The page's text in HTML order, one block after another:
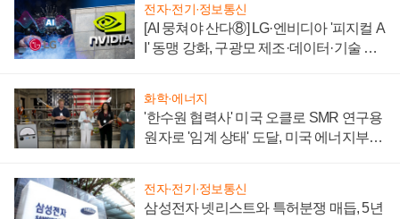
전자·전기·정보통신
[AI 뭉쳐야 산다⑧] LG·엔비디아 '피지컬 A
I' 동맹 강화, 구광모 제조·데이터·기술 결
화학·에너지
'한수원 협력사' 미국 오클로 SMR 연구용
원자로 '임계 상태' 도달, 미국 에너지부
전자·전기·정보통신
삼성전자 넷리스트와 특허분쟁 매듭, 5년